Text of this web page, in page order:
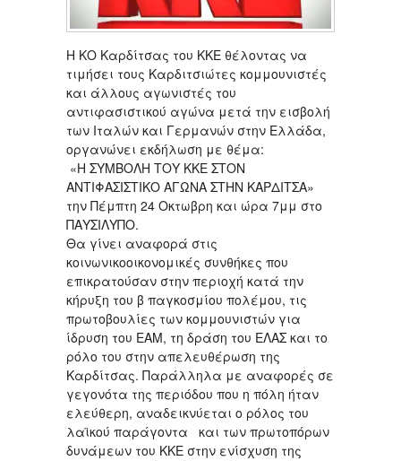
Η ΚΟ Καρδίτσας του ΚΚΕ θέλοντας να
τιμήσει τους Καρδιτσιώτες κομμουνιστές
και άλλους αγωνιστές του
αντιφασιστικού αγώνα μετά την εισβολή
των Ιταλών και Γερμανών στην Ελλάδα,
οργανώνει εκδήλωση με θέμα:
«Η ΣΥΜΒΟΛΗ ΤΟΥ ΚΚΕ ΣΤΟΝ
ΑΝΤΙΦΑΣΙΣΤΙΚΟ ΑΓΩΝΑ ΣΤΗΝ ΚΑΡΔΙΤΣΑ»
την Πέμπτη 24 Οκτωβρη και ώρα 7μμ στο
ΠΑΥΣΙΛΥΠΟ.
Θα γίνει αναφορά στις
κοινωνικοοικονομικές συνθήκες που
επικρατούσαν στην περιοχή κατά την
κήρυξη του β παγκοσμίου πολέμου, τις
πρωτοβουλίες των κομμουνιστών για
ίδρυση του ΕΑΜ, τη δράση του ΕΛΑΣ και το
ρόλο του στην απελευθέρωση της
Καρδίτσας. Παράλληλα με αναφορές σε
γεγονότα της περιόδου που η πόλη ήταν
ελεύθερη, αναδεικνύεται ο ρόλος του
λαϊκού παράγοντα και των πρωτοπόρων
δυνάμεων του ΚΚΕ στην ενίσχυση της